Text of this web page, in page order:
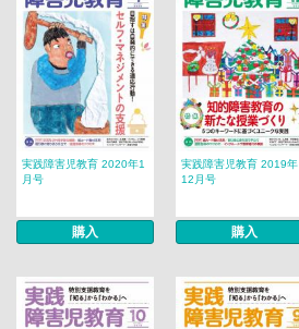
実践障害児教育 2020年1
月号
購入
実践障害児教育 2019年
12月号
購入